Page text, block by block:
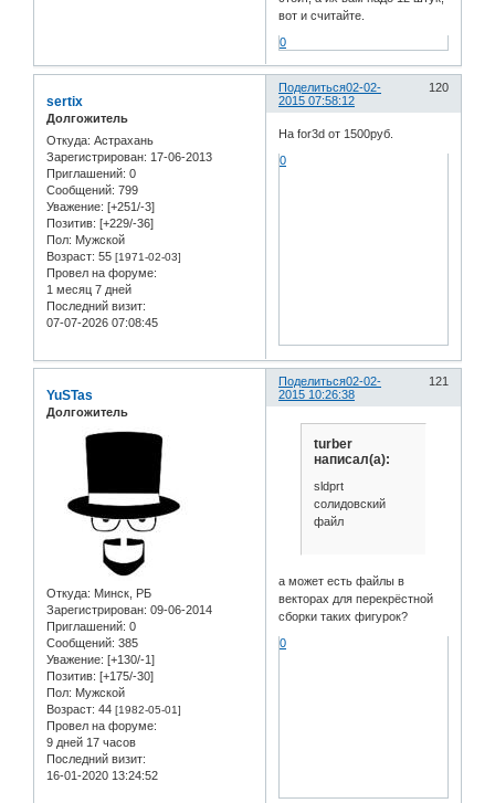
вот и считайте.
0
Поделиться 120
02-02-
2015 07:58:12
sertix
Долгожитель
Откуда: Астрахань
Зарегистрирован: 17-06-2013
Приглашений: 0
Сообщений: 799
Уважение: [+251/-3]
Позитив: [+229/-36]
Пол: Мужской
Возраст: 55 [1971-02-03]
Провел на форуме:
1 месяц 7 дней
Последний визит:
07-07-2026 07:08:45
На for3d от 1500руб.
0
Поделиться 121
02-02-
2015 10:26:38
YuSTas
Долгожитель
Откуда: Минск, РБ
Зарегистрирован: 09-06-2014
Приглашений: 0
Сообщений: 385
Уважение: [+130/-1]
Позитив: [+175/-30]
Пол: Мужской
Возраст: 44 [1982-05-01]
Провел на форуме:
9 дней 17 часов
Последний визит:
16-01-2020 13:24:52
turber
написал(а):
sldprt
солидовский
файл
а может есть файлы в
векторах для перекрёстной
сборки таких фигурок?
0